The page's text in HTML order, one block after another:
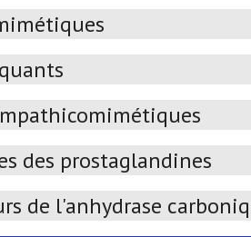
des prostaglandines
de l'anhydrase